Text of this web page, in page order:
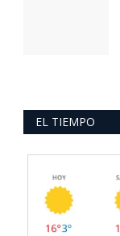
EL TIEMPO